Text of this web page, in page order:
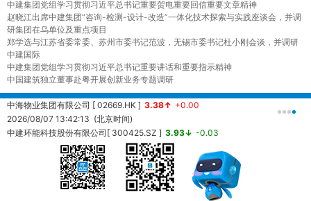
中建集团党组学习贯彻习近平总书记重要贺电重要回信重要文章精神
赵晓江出席中建集团“咨询-检测-设计-改造”一体化技术探索与实践座谈会，并调
研集团在乌单位及重点项目
郑学选与江苏省委常委、苏州市委书记范波，无锡市委书记杜小刚会谈，并调研
中建国际
中建集团党组学习贯彻习近平总书记重要讲话和重要指示精神
中国建筑独立董事赴粤开展创新业务专题调研
中海物业集团有限公司 [ 02669.HK ] 3.38↑ +0.00
2026/08/07 13:42:13 (北京时间)
中建环能科技股份有限公司[ 300425.SZ ] 3.93↓ -0.03
20260807140106 (北京时间)